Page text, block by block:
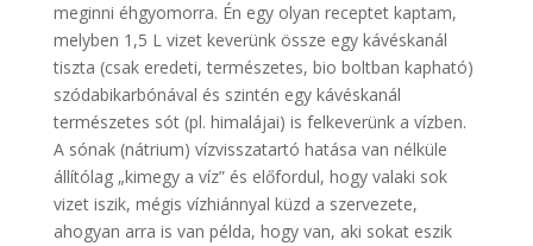
meginni éhgyomorra. Én egy olyan receptet kaptam,
melyben 1,5 L vizet keverünk össze egy kávéskanál
tiszta (csak eredeti, természetes, bio boltban kapható)
szódabikarbónával és szintén egy kávéskanál
természetes sót (pl. himalájai) is felkeverünk a vízben.
A sónak (nátrium) vízvisszatartó hatása van nélküle
állítólag „kimegy a víz” és előfordul, hogy valaki sok
vizet iszik, mégis vízhiánnyal küzd a szervezete,
ahogyan arra is van példa, hogy van, aki sokat eszik